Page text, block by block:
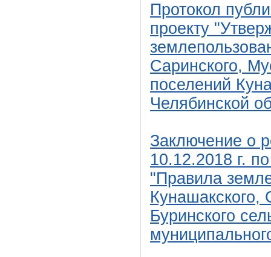
Протокол
проекту
Саринского,
поселений
Челябинской
Заключение о
10.12.2018 г.
"Правила
Кунашакского,
Буринского